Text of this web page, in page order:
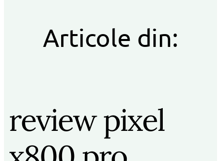
Articole din:
review pixel